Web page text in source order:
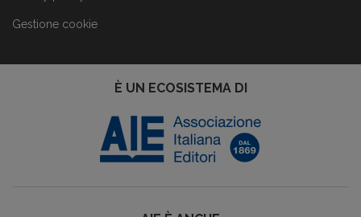
Gestione cookie
È UN ECOSISTEMA DI